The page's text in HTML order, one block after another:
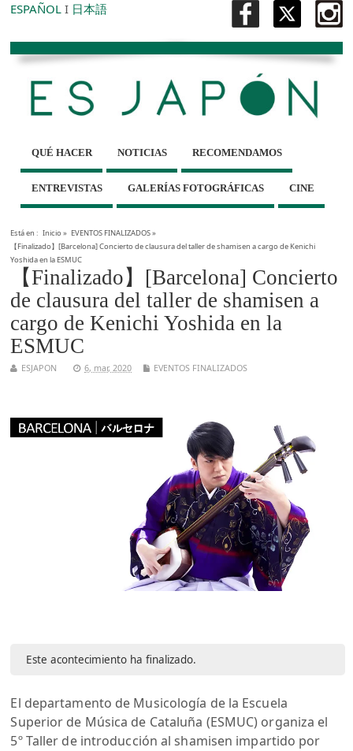
ESPAÑOL I 日本語
QUÉ HACER NOTICIAS RECOMENDAMOS
ENTREVISTAS GALERÍAS FOTOGRÁFICAS CINE
Está en : Inicio» EVENTOS FINALIZADOS»
【Finalizado】[Barcelona] Concierto de clausura del taller de shamisen a cargo de Kenichi
Yoshida en la ESMUC
【Finalizado】[Barcelona] Concierto
de clausura del taller de shamisen a
cargo de Kenichi Yoshida en la
ESMUC
ESJAPON 6, mar, 2020 EVENTOS FINALIZADOS
Este acontecimiento ha finalizado.
El departamento de Musicología de la Escuela
Superior de Música de Cataluña (ESMUC) organiza el
5º Taller de introducción al shamisen impartido por